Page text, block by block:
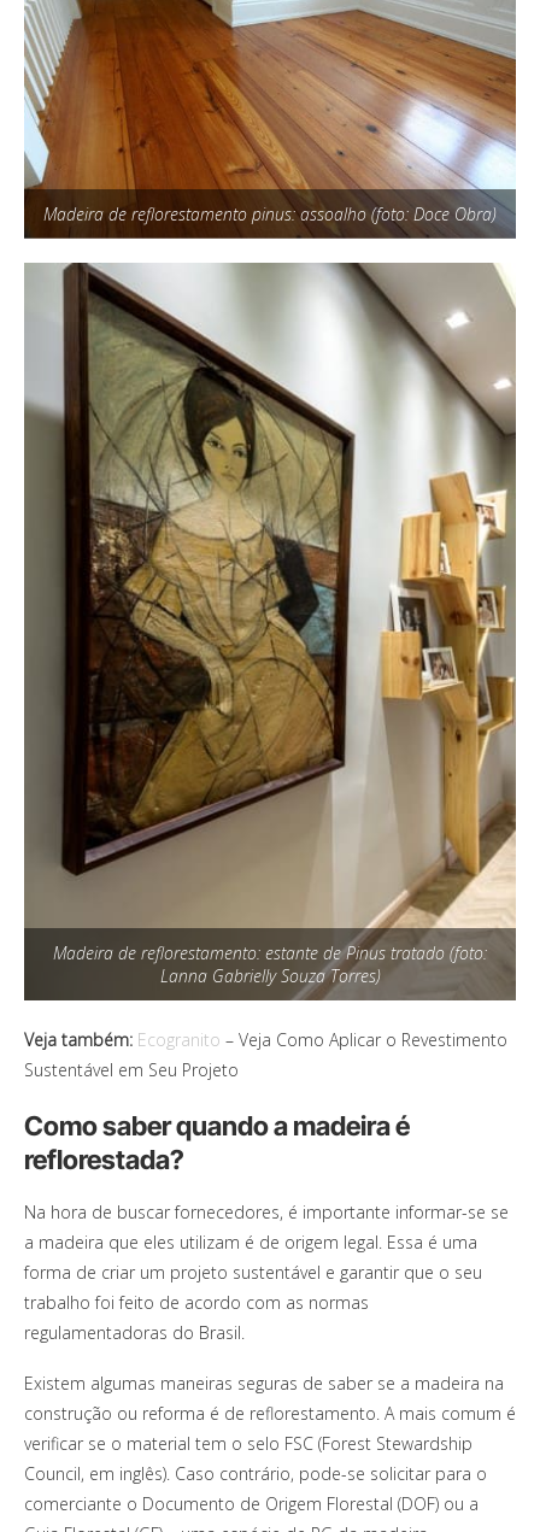
Madeira de reflorestamento pinus: assoalho (foto: Doce Obra)
Madeira de reflorestamento: estante de Pinus tratado (foto:
Lanna Gabrielly Souza Torres)
Veja também: Ecogranito – Veja Como Aplicar o Revestimento
Sustentável em Seu Projeto
Como saber quando a madeira é
reflorestada?
Na hora de buscar fornecedores, é importante informar-se se
a madeira que eles utilizam é de origem legal. Essa é uma
forma de criar um projeto sustentável e garantir que o seu
trabalho foi feito de acordo com as normas
regulamentadoras do Brasil.
Existem algumas maneiras seguras de saber se a madeira na
construção ou reforma é de reflorestamento. A mais comum é
verificar se o material tem o selo FSC (Forest Stewardship
Council, em inglês). Caso contrário, pode-se solicitar para o
comerciante o Documento de Origem Florestal (DOF) ou a